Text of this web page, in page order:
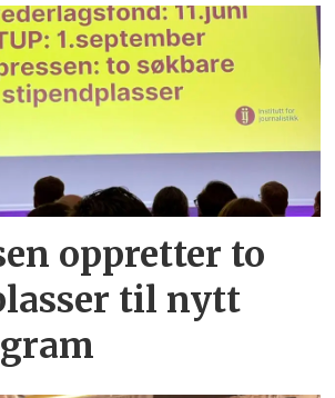
oppretter to
til nytt